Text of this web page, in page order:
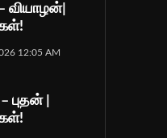
வியாழன்|
12:05 AM
|